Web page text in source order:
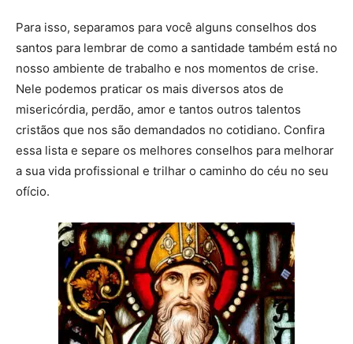
Para isso, separamos para você alguns conselhos dos
santos para lembrar de como a santidade também está no
nosso ambiente de trabalho e nos momentos de crise.
Nele podemos praticar os mais diversos atos de
misericórdia, perdão, amor e tantos outros talentos
cristãos que nos são demandados no cotidiano. Confira
essa lista e separe os melhores conselhos para melhorar
a sua vida profissional e trilhar o caminho do céu no seu
ofício.